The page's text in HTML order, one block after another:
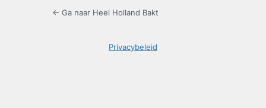
← Ga naar Heel Holland Bakt
Privacybeleid